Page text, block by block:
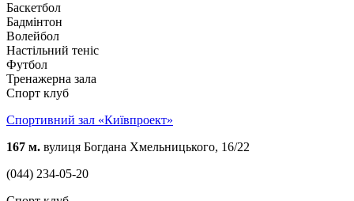
Баскетбол
Бадмінтон
Волейбол
Настільний теніс
Футбол
Тренажерна зала
Спорт клуб
Спортивний зал «Київпроект»
167 м. вулиця Богдана Хмельницького, 16/22
(044) 234-05-20